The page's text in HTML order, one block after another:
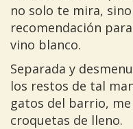
no solo te mira,
recomendación
vino blanco.
Separada y
los restos de tal
gatos del barrio,
croquetas de lleno.